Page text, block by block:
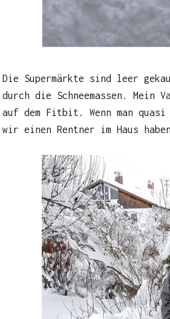
Die Supermärkte sind leer
durch die Schneemassen. Mein
auf dem Fitbit. Wenn man quasi
wir einen Rentner im Haus